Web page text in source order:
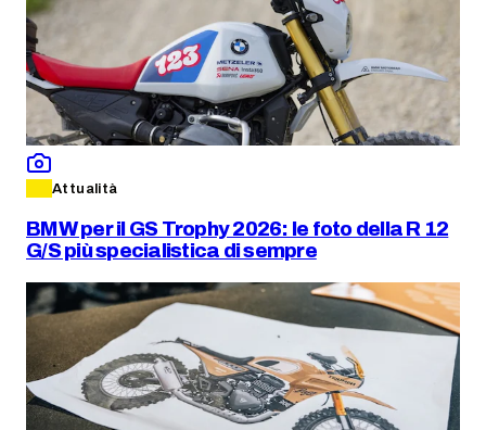
Attualità
BMW per il GS Trophy 2026: le foto della R 12
G/S più specialistica di sempre